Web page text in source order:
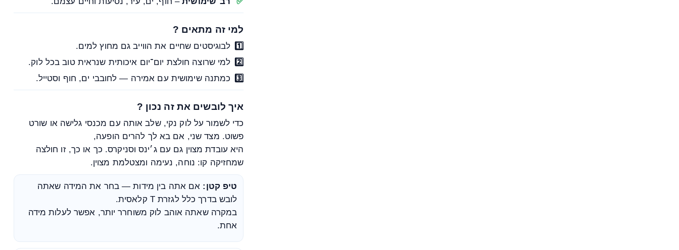
למי זה מתאים ?
לבוגיסטים שחיים את הווייב גם מחוץ למים.
למי שרוצה חולצת יום־יום איכותית שנראית טוב בכל לוק.
כמתנה שימושית עם אמירה — לחובבי ים, חוף וסטייל.
איך לובשים את זה נכון ?
כדי לשמור על לוק נקי, שלב אותה עם מכנסי גלישה או שורט
פשוט. מצד שני, אם בא לך להרים הופעה,
היא עובדת מצוין גם עם ג׳ינס וסניקרס. כך או כך, זו חולצה
שמחזיקה קו: נוחה, נעימה ומצטלמת מצוין.
טיפ קטן: אם אתה בין מידות — בחר את המידה שאתה
לובש בדרך כלל לגזרת T קלאסית.
במקרה שאתה אוהב לוק משוחרר יותר, אפשר לעלות מידה
אחת.